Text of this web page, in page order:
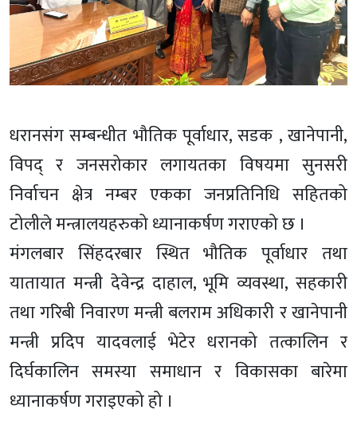
धरानसंग सम्बन्धीत भौतिक पूर्वाधार, सडक , खानेपानी,
विपद् र जनसरोकार लगायतका विषयमा सुनसरी
निर्वाचन क्षेत्र नम्बर एकका जनप्रतिनिधि सहितको
टोलीले मन्त्रालयहरुको ध्यानाकर्षण गराएको छ ।
मंगलबार सिंहदरबार स्थित भौतिक पूर्वाधार तथा
यातायात मन्त्री देवेन्द्र दाहाल, भूमि व्यवस्था, सहकारी
तथा गरिबी निवारण मन्त्री बलराम अधिकारी र खानेपानी
मन्त्री प्रदिप यादवलाई भेटेर धरानको तत्कालिन र
दिर्घकालिन समस्या समाधान र विकासका बारेमा
ध्यानाकर्षण गराइएको हो ।